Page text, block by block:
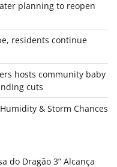
planning to reopen
residents continue
hosts community baby
cuts
& Storm Chances
do Dragão 3” Alcança